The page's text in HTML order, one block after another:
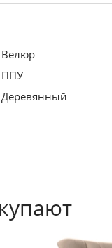
Велюр
ППУ
Деревянный